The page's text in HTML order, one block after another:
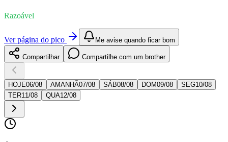
Razoável
Ver página do pico Me avise quando ficar bom
Compartilhar Compartilhe com um brother
HOJE06/08 AMANHÃ07/08 SÁB08/08 DOM09/08 SEG10/08
TER11/08 QUA12/08